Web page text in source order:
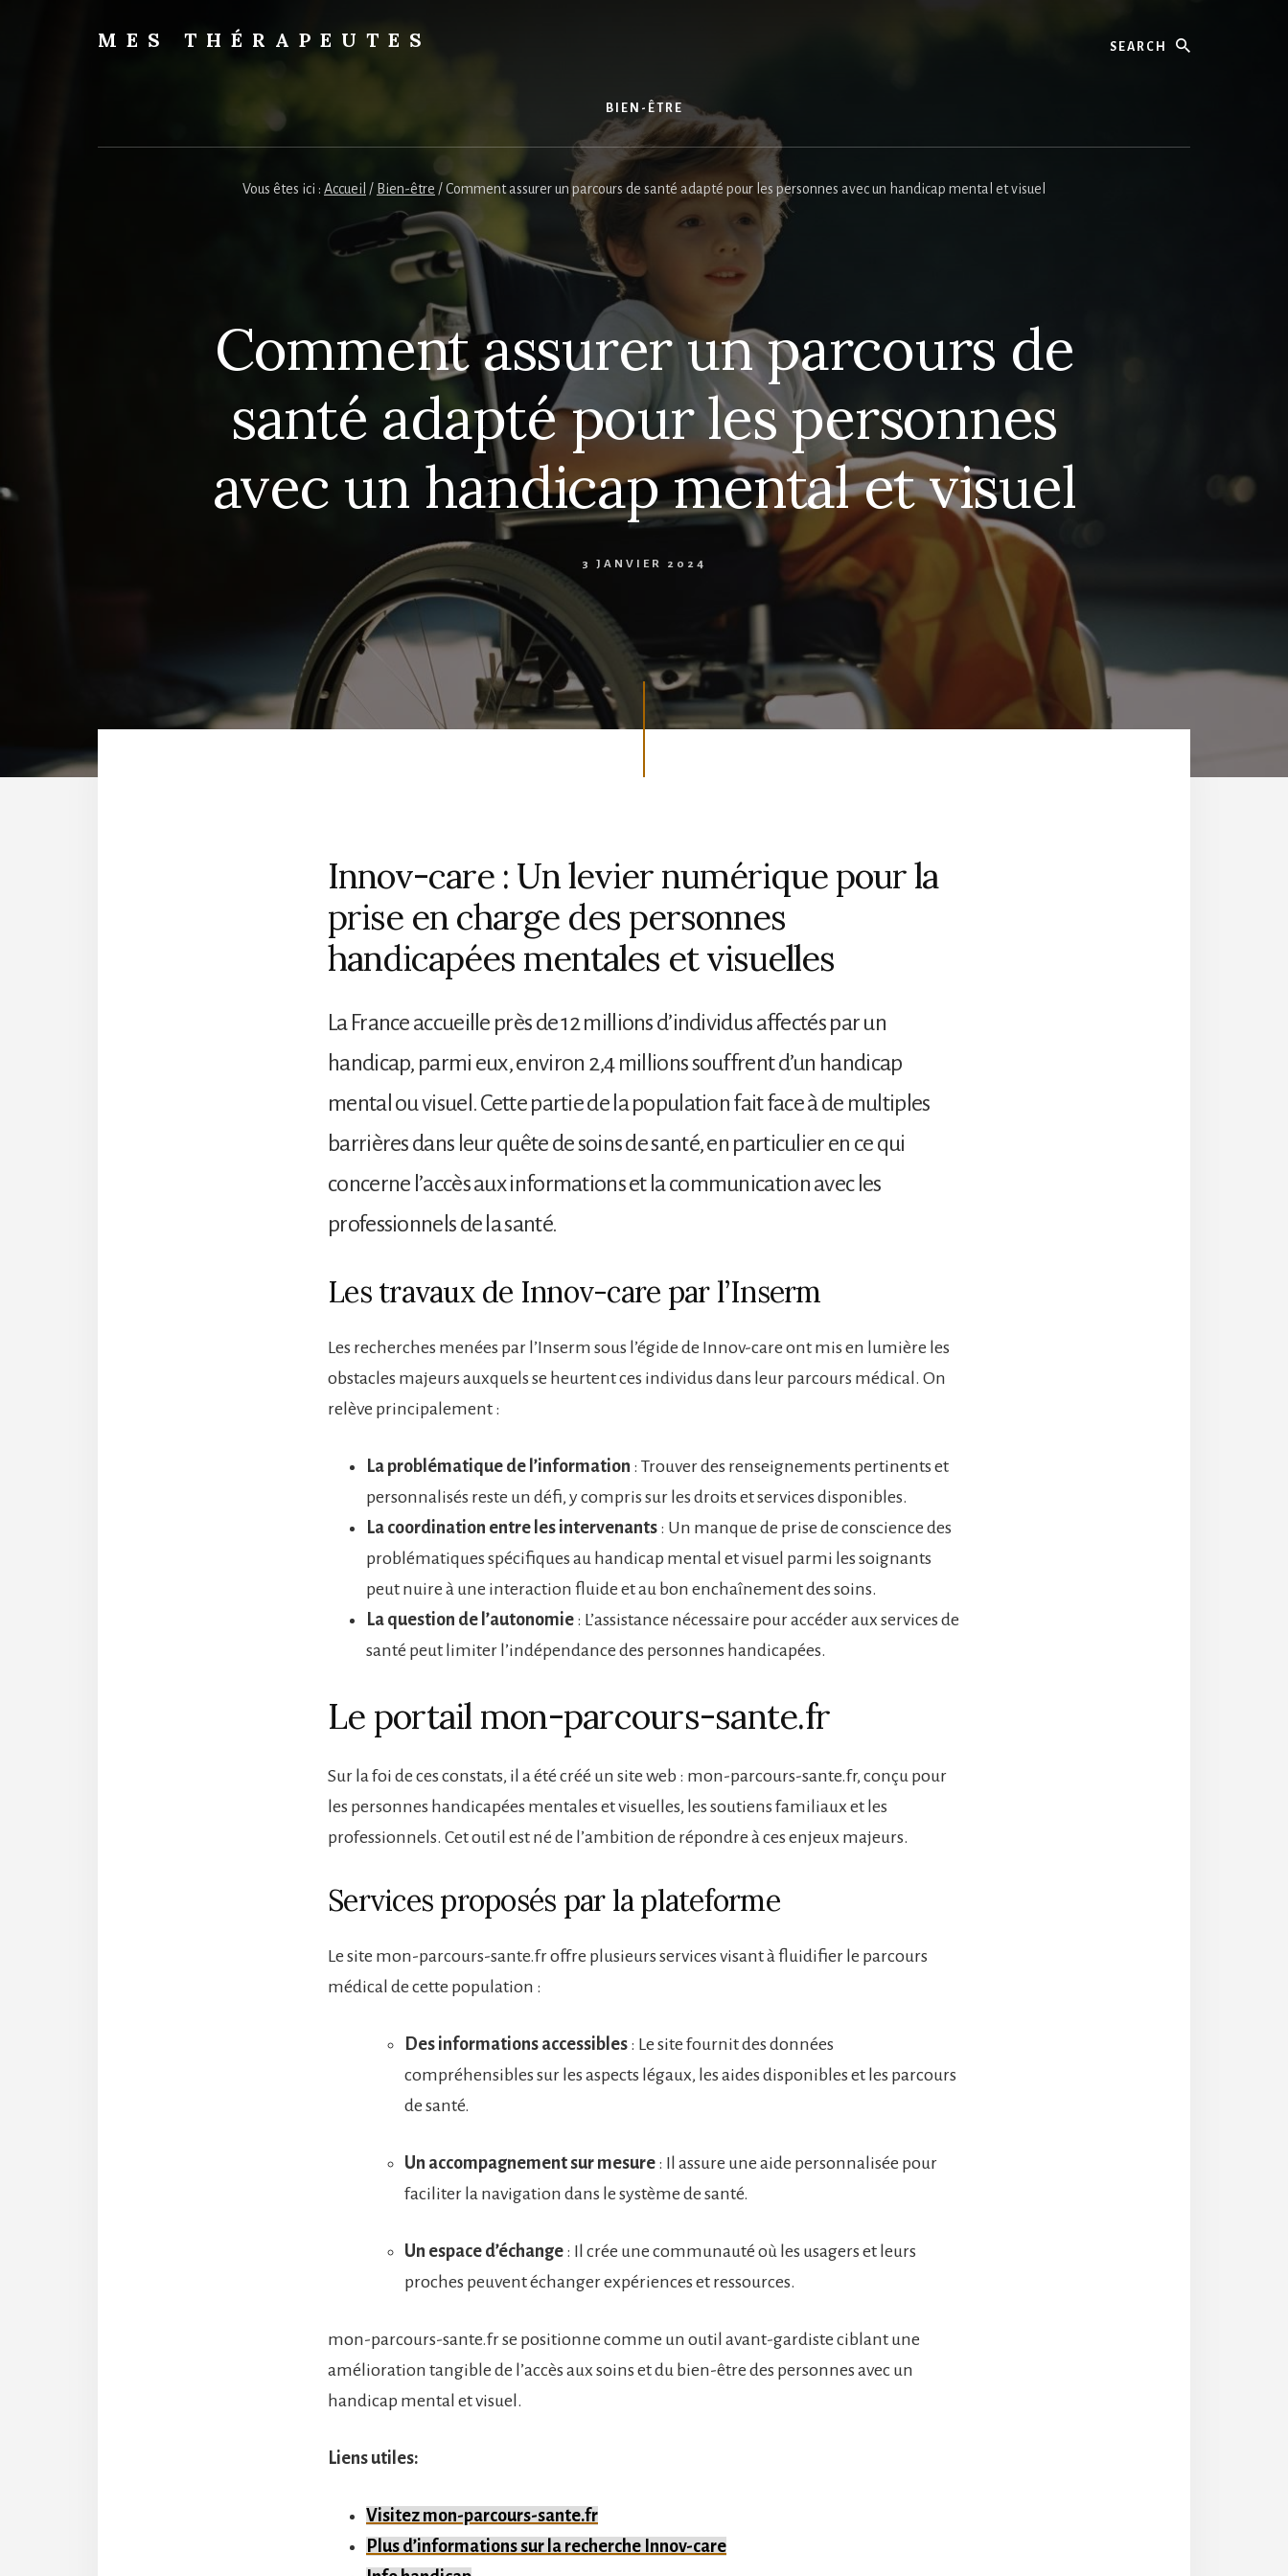
MES THÉRAPEUTES
BIEN-ÊTRE
Vous êtes ici : Accueil / Bien-être /Comment assurer un parcours de santé adapté pour les personnes avec un handicap mental et visuel
Comment assurer un parcours de
santé adapté pour les personnes
avec un handicap mental et visuel
3 JANVIER 2024
Innov-care : Un levier numérique pour la
prise en charge des personnes
handicapées mentales et visuelles
La France accueille près de 12 millions d’individus affectés par un
handicap, parmi eux, environ 2,4 millions souffrent d’un handicap
mental ou visuel. Cette partie de la population fait face à de multiples
barrières dans leur quête de soins de santé, en particulier en ce qui
concerne l’accès aux informations et la communication avec les
professionnels de la santé.
Les travaux de Innov-care par l’Inserm
Les recherches menées par l’Inserm sous l’égide de Innov-care ont mis en lumière les
obstacles majeurs auxquels se heurtent ces individus dans leur parcours médical. On
relève principalement :
La problématique de l’information : Trouver des renseignements pertinents et
personnalisés reste un défi, y compris sur les droits et services disponibles.
La coordination entre les intervenants : Un manque de prise de conscience des
problématiques spécifiques au handicap mental et visuel parmi les soignants
peut nuire à une interaction fluide et au bon enchaînement des soins.
La question de l’autonomie : L’assistance nécessaire pour accéder aux services de
santé peut limiter l’indépendance des personnes handicapées.
Le portail mon-parcours-sante.fr
Sur la foi de ces constats, il a été créé un site web : mon-parcours-sante.fr, conçu pour
les personnes handicapées mentales et visuelles, les soutiens familiaux et les
professionnels. Cet outil est né de l’ambition de répondre à ces enjeux majeurs.
Services proposés par la plateforme
Le site mon-parcours-sante.fr offre plusieurs services visant à fluidifier le parcours
médical de cette population :
Des informations accessibles : Le site fournit des données
compréhensibles sur les aspects légaux, les aides disponibles et les parcours
de santé.
Un accompagnement sur mesure : Il assure une aide personnalisée pour
faciliter la navigation dans le système de santé.
Un espace d’échange : Il crée une communauté où les usagers et leurs
proches peuvent échanger expériences et ressources.
mon-parcours-sante.fr se positionne comme un outil avant-gardiste ciblant une
amélioration tangible de l’accès aux soins et du bien-être des personnes avec un
handicap mental et visuel.
Liens utiles:
Visitez mon-parcours-sante.fr
Plus d’informations sur la recherche Innov-care